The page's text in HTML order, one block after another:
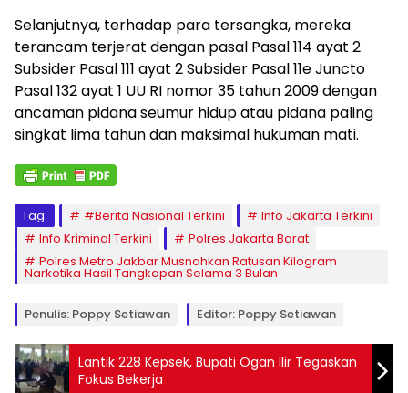
Selanjutnya, terhadap para tersangka, mereka
terancam terjerat dengan pasal Pasal 114 ayat 2
Subsider Pasal 111 ayat 2 Subsider Pasal 11e Juncto
Pasal 132 ayat 1 UU RI nomor 35 tahun 2009 dengan
ancaman pidana seumur hidup atau pidana paling
singkat lima tahun dan maksimal hukuman mati.
Tag: #Berita Nasional Terkini
Info Jakarta Terkini
Info Kriminal Terkini
Polres Jakarta Barat
Polres Metro Jakbar Musnahkan Ratusan Kilogram
Narkotika Hasil Tangkapan Selama 3 Bulan
Penulis: Poppy Setiawan Editor: Poppy Setiawan
Lantik 228 Kepsek, Bupati Ogan Ilir Tegaskan
Fokus Bekerja